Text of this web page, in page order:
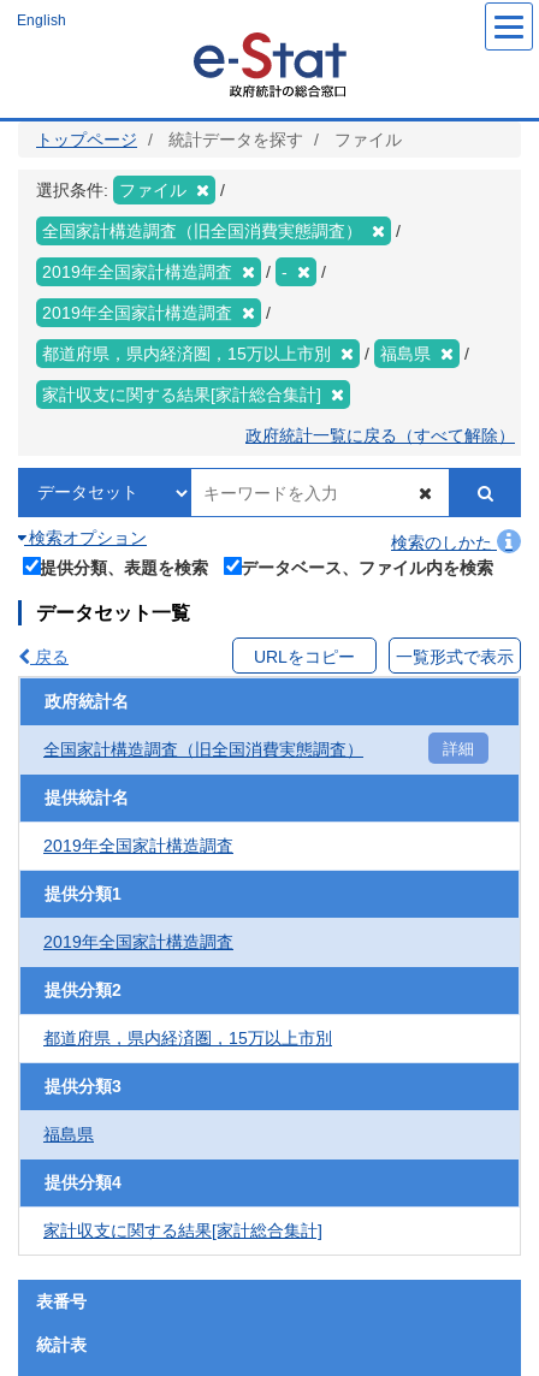
ツ
English
トップページ 統計データを探す ファイル
選択条件: ファイル
全国家計構造調査（旧全国消費実態調査）
2019年全国家計構造調査 -
2019年全国家計構造調査
都道府県，県内経済圏，15万以上市別 福島県
家計収支に関する結果[家計総合集計]
政府統計一覧に戻る（すべて解除）
検索オプション
検索のしかた
提供分類、表題を検索
データベース、ファイル内を検索
データセット一覧
戻る URLをコピー 一覧形式で表示
政府統計名
全国家計構造調査（旧全国消費実態調査） 詳細
提供統計名
2019年全国家計構造調査
提供分類1
2019年全国家計構造調査
提供分類2
都道府県，県内経済圏，15万以上市別
提供分類3
福島県
提供分類4
家計収支に関する結果[家計総合集計]
表番号
統計表